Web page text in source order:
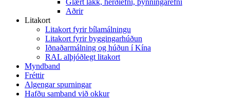
Glært lakk, herðiefni, þynningarefni
Aðrir
Litakort
Litakort fyrir bílamálningu
Litakort fyrir byggingarhúðun
Iðnaðarmálning og húðun í Kína
RAL alþjóðlegt litakort
Myndband
Fréttir
Algengar spurningar
Hafðu samband við okkur